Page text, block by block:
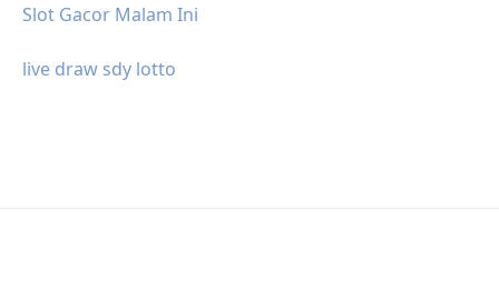
Slot Gacor Malam Ini
live draw sdy lotto